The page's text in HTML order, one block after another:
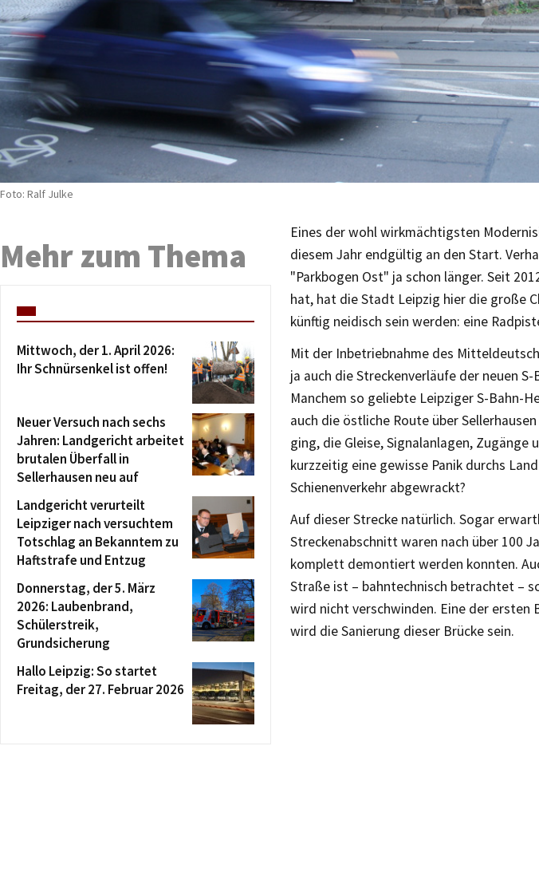
Foto: Ralf Julke
Eines der wohl wirkmächtigsten
diesem Jahr endgültig an den Start.
"Parkbogen Ost" ja schon länger. Seit
hat, hat die Stadt Leipzig hier die große
künftig neidisch sein werden: eine
Mit der Inbetriebnahme des
ja auch die Streckenverläufe der neuen
Manchem so geliebte Leipziger S-Bahn-
auch die östliche Route über
ging, die Gleise, Signalanlagen,
kurzzeitig eine gewisse Panik durchs
Schienenverkehr abgewrackt?
Auf dieser Strecke natürlich. Sogar
Streckenabschnitt waren nach über 100
komplett demontiert werden konnten.
Straße ist – bahntechnisch betrachtet –
wird nicht verschwinden. Eine der ersten
wird die Sanierung dieser Brücke sein.
Mehr zum Thema
Mittwoch, der 1. April 2026:
Ihr Schnürsenkel ist offen!
Neuer Versuch nach sechs
Jahren: Landgericht arbeitet
brutalen Überfall in
Sellerhausen neu auf
Landgericht verurteilt
Leipziger nach versuchtem
Totschlag an Bekanntem zu
Haftstrafe und Entzug
Donnerstag, der 5. März
2026: Laubenbrand,
Schülerstreik,
Grundsicherung
Hallo Leipzig: So startet
Freitag, der 27. Februar 2026